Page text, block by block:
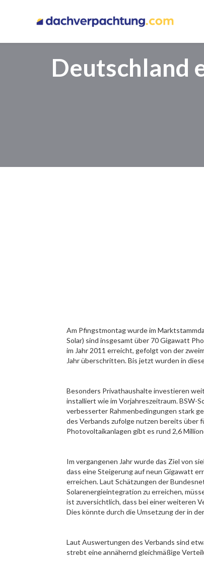
Deutschland
Am Pfingstmontag wurde im
Solar) sind insgesamt über 70 Gigawatt
im Jahr 2011 erreicht, gefolgt von der
Jahr überschritten. Bis jetzt wurden in
Besonders Privathaushalte investieren
installiert wie im Vorjahreszeitraum. BSW-
verbesserter Rahmenbedingungen stark
des Verbands zufolge nutzen bereits über
Photovoltaikanlagen gibt es rund 2,6
Im vergangenen Jahr wurde das Ziel von
dass eine Steigerung auf neun Gigawatt
erreichen. Laut Schätzungen der
Solarenergieintegration zu erreichen,
ist zuversichtlich, dass bei einer weiteren
Dies könnte durch die Umsetzung der in
Laut Auswertungen des Verbands sind
strebt eine annähernd gleichmäßige